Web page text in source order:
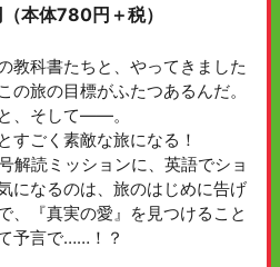
本体780円＋税）
教科書たちと、やってきました
旅の目標がふたつあるんだ。
、そして――。
すごく素敵な旅になる！
読ミッションに、英語でショ
なるのは、旅のはじめに告げ
、『真実の愛』を見つけること
予言で……！？